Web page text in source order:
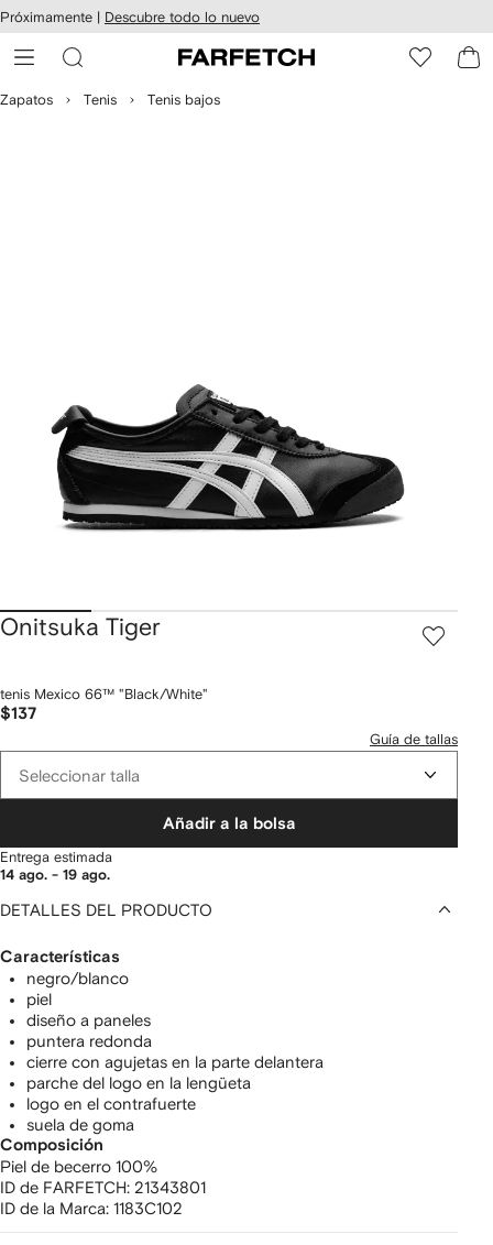
al
Próximamente | Descubre todo lo nuevo
Zapatos Tenis Tenis bajos
Onitsuka Tiger
tenis Mexico 66™ "Black/White"
$137
Guía de tallas
Seleccionar talla
Añadir a la bolsa
Entrega estimada
14 ago. - 19 ago.
DETALLES DEL PRODUCTO
Características
negro/blanco
piel
diseño a paneles
puntera redonda
cierre con agujetas en la parte delantera
parche del logo en la lengüeta
logo en el contrafuerte
suela de goma
Composición
Piel de becerro 100%
ID de FARFETCH: 21343801
ID de la Marca: 1183C102